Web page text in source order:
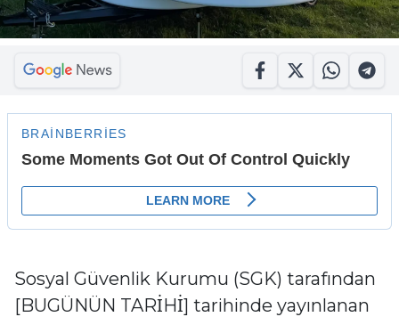
Sosyal Güvenlik Kurumu (SGK) tarafından
[BUGÜNÜN TARİHİ] tarihinde yayınlanan